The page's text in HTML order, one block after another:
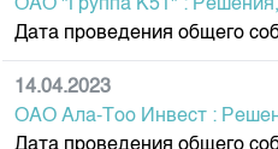
ОАО "Группа К51" :
Дата проведения общего
14.04.2023
ОАО Ала-Тоо Инвест :
Дата проведения общего